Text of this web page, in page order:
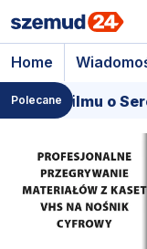
Home
Polecane
filmu o Sercu